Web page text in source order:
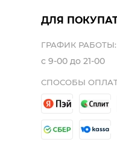
ДЛЯ
ГРАФИК РАБОТЫ:
с 9-00 до 21-00
СПОСОБЫ